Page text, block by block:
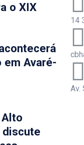
o XIX
em Avaré-
discute
14
Av.